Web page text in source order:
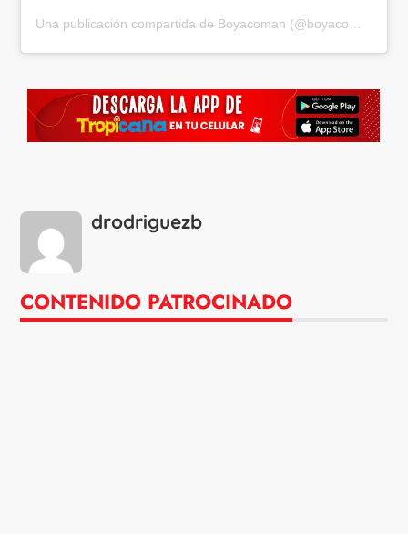
drodriguezb
CONTENIDO PATROCINADO